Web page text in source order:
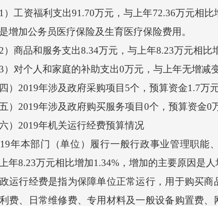
资福利支出91.70万元，与上年72.36万元相比
增加公务员医疗保险及生育医疗保险费用。
品和服务支出8.34万元，与上年8.23万元相比
个人和家庭的补助支出0万元，与上年无增减变
2019年涉及政府采购项目5个，预算资金1.7万元
2019年涉及政府购买服务项目0个，预算资金0万
2019年机关运行经费预算情况
本部门（单位）履行一般行政事业管理职能
年8.23万元相比增加1.34%，增加的主要原因是人
行经费是指为保障单位正常运行，用于购买商
费、日常维修费、专用材料及一般设备购置费